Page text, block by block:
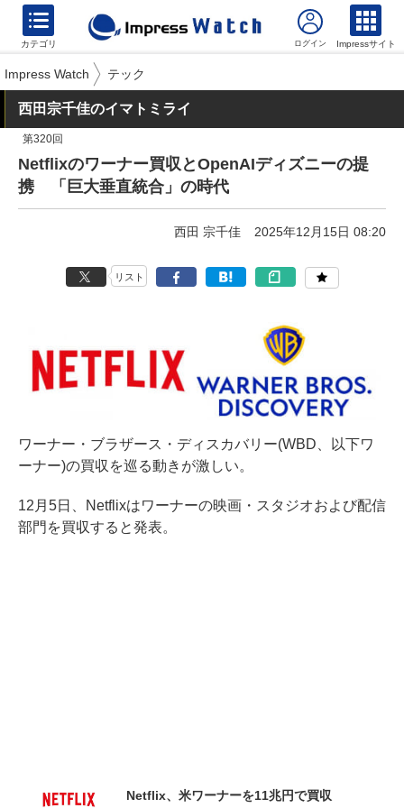
カテゴリ Impressサイト
Impress Watch テック
西田宗千佳のイマトミライ
第320回
Netflixのワーナー買収とOpenAIディズニーの提
携 「巨大垂直統合」の時代
西田 宗千佳 2025年12月15日 08:20
リスト
ワーナー・ブラザース・ディスカバリー(WBD、以下ワ
ーナー)の買収を巡る動きが激しい。
12月5日、Netflixはワーナーの映画・スタジオおよび配信
部門を買収すると発表。
Netflix、米ワーナーを11兆円で買収